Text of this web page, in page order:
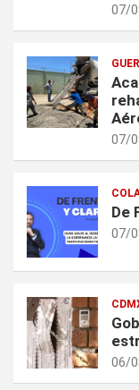
07/
07/
De
07/
06/